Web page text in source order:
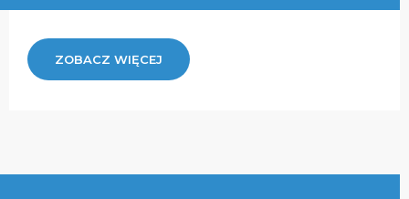
ZOBACZ WIĘCEJ